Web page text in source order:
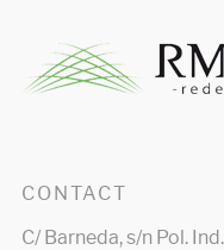
CONTACT
C/ Barneda, s/n Pol.